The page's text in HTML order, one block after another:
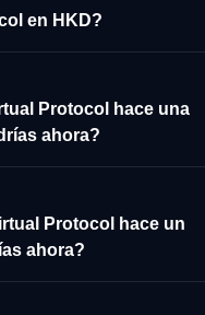
en HKD?
Protocol hace una
ahora?
Protocol hace un
ahora?